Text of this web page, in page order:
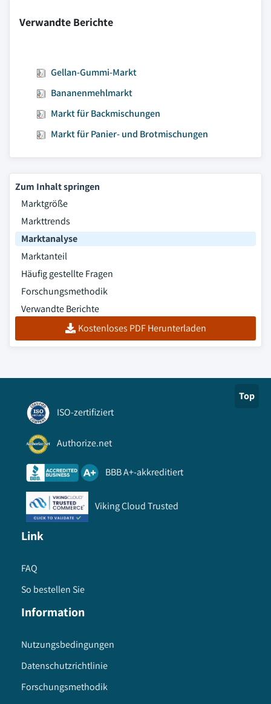
Verwandte Berichte
Gellan-Gummi-Markt
Bananenmehlmarkt
Markt für Backmischungen
Markt für Panier- und Brotmischungen
Zum Inhalt springen
Marktgröße
Markttrends
Marktanalyse
Marktanteil
Häufig gestellte Fragen
Forschungsmethodik
Verwandte Berichte
Kostenloses PDF Herunterladen
Top
ISO-zertifiziert
Authorize.net
BBB A+-akkreditiert
Viking Cloud Trusted
Link
FAQ
So bestellen Sie
Information
Nutzungsbedingungen
Datenschutzrichtlinie
Forschungsmethodik